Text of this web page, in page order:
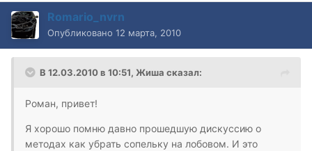
Romario_nvrn
Опубликовано 12 марта, 2010
В 12.03.2010 в 10:51, Жиша сказал:
Роман, привет!
Я хорошо помню давно прошедшую дискуссию о
методах как убрать сопельку на лобовом. И это